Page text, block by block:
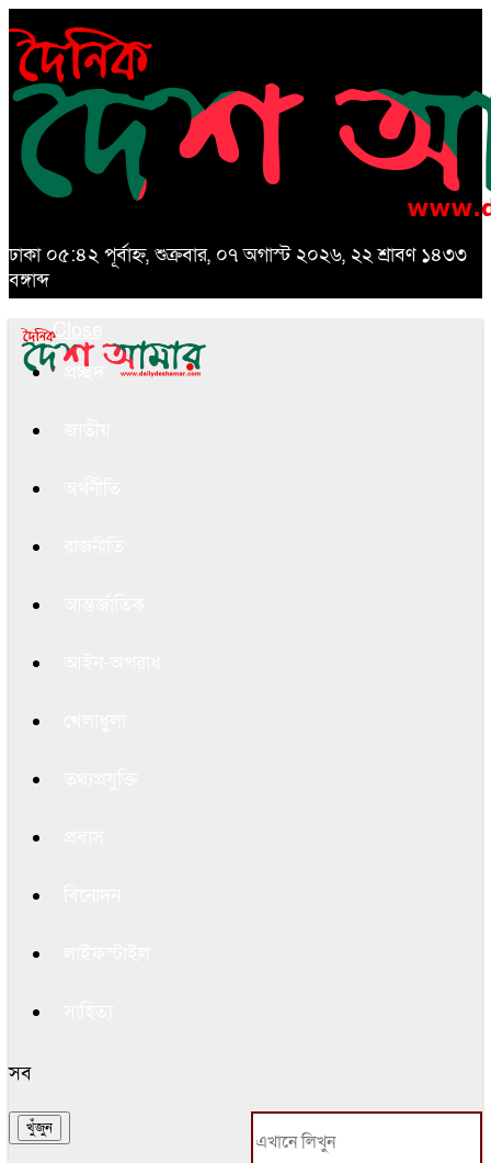
ঢাকা ০৫:৪২ পূর্বাহ্ন, শুক্রবার, ০৭ অগাস্ট ২০২৬, ২২ শ্রাবণ ১৪৩৩
বঙ্গাব্দ
Close
প্রচ্ছদ
সব